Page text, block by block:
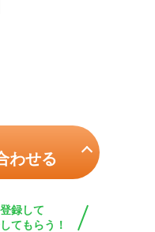
わせる
録して
てもらう！